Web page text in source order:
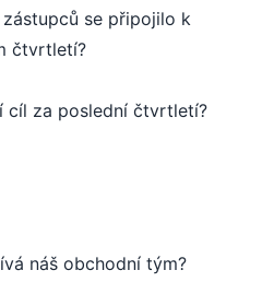
se připojilo k
čtvrtletí?
cíl za poslední čtvrtletí?
náš obchodní tým?